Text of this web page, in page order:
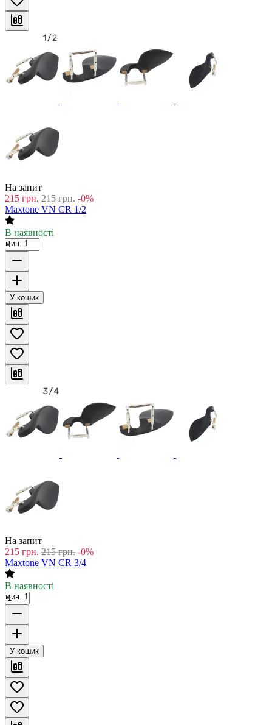
На запит
215 грн. 215 грн. -0%
Maxtone VN CR 1/2
В наявності
мин. 1
У кошик
На запит
215 грн. 215 грн. -0%
Maxtone VN CR 3/4
В наявності
мин. 1
У кошик